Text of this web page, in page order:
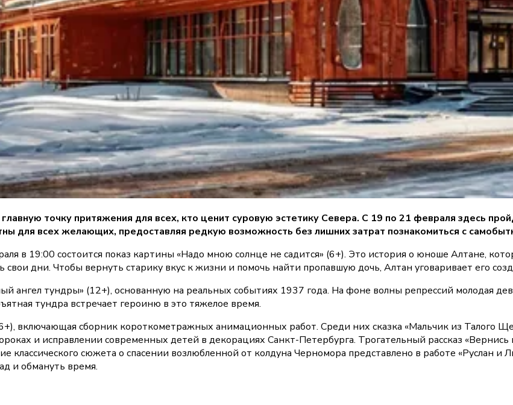
точку притяжения для всех, кто ценит суровую эстетику Севера. С 19 по 21 февраля здесь
для всех желающих, предоставляя редкую возможность без лишних затрат познакомиться с
в 19:00 состоится показ картины «Надо мною солнце не садится» (6+). Это история о юноше Алтане,
дни. Чтобы вернуть старику вкус к жизни и помочь найти пропавшую дочь, Алтан уговаривает его
ангел тундры» (12+), основанную на реальных событиях 1937 года. На фоне волны репрессий молодая
тундра встречает героиню в это тяжелое время.
включающая сборник короткометражных анимационных работ. Среди них сказка «Мальчик из Талого
и исправлении современных детей в декорациях Санкт-Петербурга. Трогательный рассказ
сюжета о спасении возлюбленной от колдуна Черномора представлено в работе «Руслан
и обмануть время.